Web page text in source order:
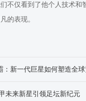
不仅看到了他个人技术
的表现。
：新一代巨星如何塑造全
未来新星引领足坛新纪元